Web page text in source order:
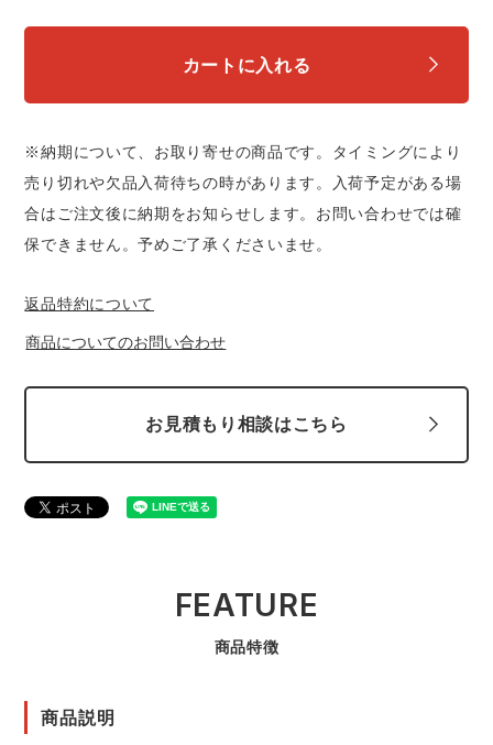
ファン付きウェア
カジュアル
弘進ゴム 藤井電工
福山ゴム工業 ビッグボーン商事株式会社
カートに入れる
※納期について、お取り寄せの商品です。タイミングにより
売り切れや欠品入荷待ちの時があります。入荷予定がある場
合はご注文後に納期をお知らせします。お問い合わせでは確
保できません。予めご了承くださいませ。
返品特約について
商品についてのお問い合わせ
お見積もり相談はこちら
FEATURE
商品特徴
商品説明